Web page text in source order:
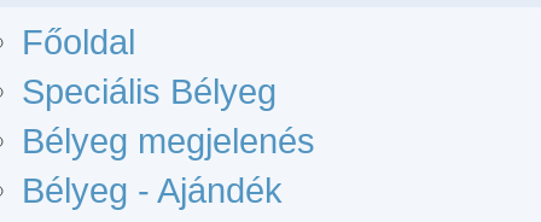
Főoldal
Speciális Bélyeg
Bélyeg megjelenés
Bélyeg - Ajándék